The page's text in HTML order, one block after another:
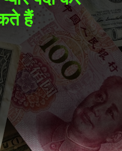
हैं